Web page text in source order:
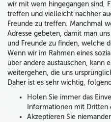
wir mit wem hingegangen sind,
treffen und vielleicht nachher
Freunde zu treffen. Manchmal
Adresse gebeten, damit man
und Freunde zu finden, welche
Wenn wir im Rahmen eines
über andere austauschen, kann
weitergehen, die uns
Daher ist es sehr wichtig,
Holen Sie immer das
Informationen mit Dritten
Akzeptieren Sie